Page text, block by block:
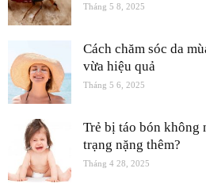
Tháng 5 8, 2025
Cách chăm sóc da
vừa hiệu quả
Tháng 5 6, 2025
Trẻ bị táo bón không
trạng nặng thêm?
Tháng 4 28, 2025